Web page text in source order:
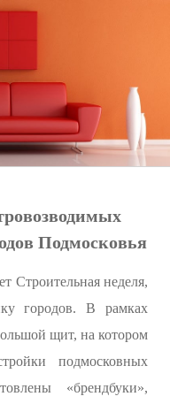
Подмосковья
Строительная неделя,
городов. В рамках
щит, на котором
подмосковных
«брендбуки»,